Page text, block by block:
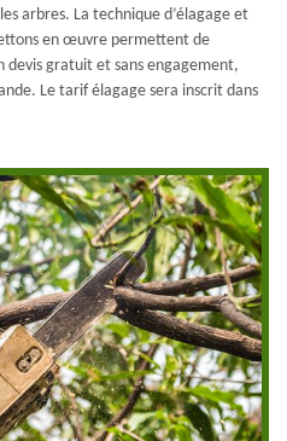
arbres. La technique d’élagage et
en œuvre permettent de
devis gratuit et sans engagement,
Le tarif élagage sera inscrit dans